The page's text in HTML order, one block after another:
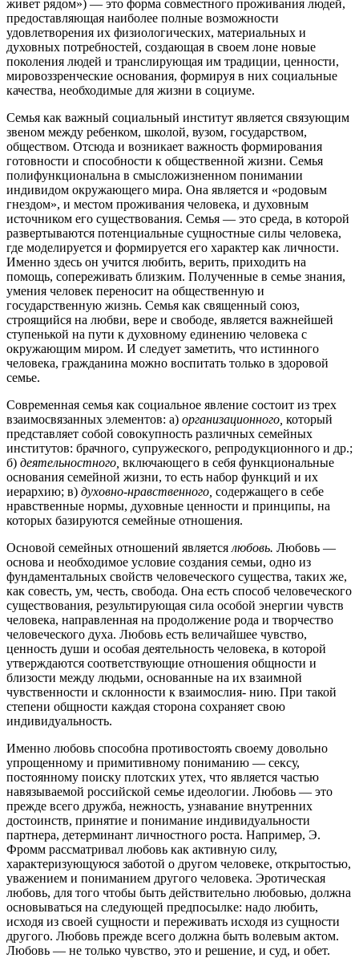
живет рядом») — это форма совместного проживания людей,
предоставляющая наиболее полные возможности
удовлетворения их физиологических, материальных и
духовных потребностей, создающая в своем лоне новые
поколения людей и транслирующая им традиции, ценности,
мировоззренческие основания, формируя в них социальные
качества, необходимые для жизни в социуме.
Семья как важный социальный институт является связующим
звеном между ребенком, школой, вузом, государством,
обществом. Отсюда и возникает важность формирования
готовности и способности к общественной жизни. Семья
полифункциональна в смысложизненном понимании
индивидом окружающего мира. Она является и «родовым
гнездом», и местом проживания человека, и духовным
источником его существования. Семья — это среда, в которой
развертываются потенциальные сущностные силы человека,
где моделируется и формируется его характер как личности.
Именно здесь он учится любить, верить, приходить на
помощь, сопереживать близким. Полученные в семье знания,
умения человек переносит на общественную и
государственную жизнь. Семья как священный союз,
строящийся на любви, вере и свободе, является важнейшей
ступенькой на пути к духовному единению человека с
окружающим миром. И следует заметить, что истинного
человека, гражданина можно воспитать только в здоровой
семье.
Современная семья как социальное явление состоит из трех
взаимосвязанных элементов: а) организационного, который
представляет собой совокупность различных семейных
институтов: брачного, супружеского, репродукционного и др.;
б) деятельностного, включающего в себя функциональные
основания семейной жизни, то есть набор функций и их
иерархию; в) духовно-нравственного, содержащего в себе
нравственные нормы, духовные ценности и принципы, на
которых базируются семейные отношения.
Основой семейных отношений является любовь. Любовь —
основа и необходимое условие создания семьи, одно из
фундаментальных свойств человеческого существа, таких же,
как совесть, ум, честь, свобода. Она есть способ человеческого
существования, результирующая сила особой энергии чувств
человека, направленная на продолжение рода и творчество
человеческого духа. Любовь есть величайшее чувство,
ценность души и особая деятельность человека, в которой
утверждаются соответствующие отношения общности и
близости между людьми, основанные на их взаимной
чувственности и склонности к взаимослия- нию. При такой
степени общности каждая сторона сохраняет свою
индивидуальность.
Именно любовь способна противостоять своему довольно
упрощенному и примитивному пониманию — сексу,
постоянному поиску плотских утех, что является частью
навязываемой российской семье идеологии. Любовь — это
прежде всего дружба, нежность, узнавание внутренних
достоинств, принятие и понимание индивидуальности
партнера, детерминант личностного роста. Например, Э.
Фромм рассматривал любовь как активную силу,
характеризующуюся заботой о другом человеке, открытостью,
уважением и пониманием другого человека. Эротическая
любовь, для того чтобы быть действительно любовью, должна
основываться на следующей предпосылке: надо любить,
исходя из своей сущности и переживать исходя из сущности
другого. Любовь прежде всего должна быть волевым актом.
Любовь — не только чувство, это и решение, и суд, и обет.